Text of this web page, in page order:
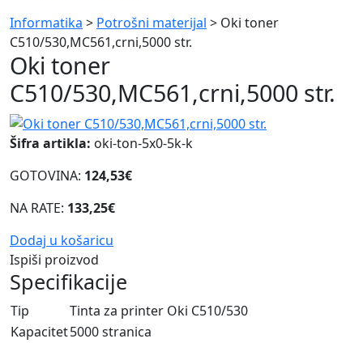
Informatika > Potrošni materijal > Oki toner
C510/530,MC561,crni,5000 str.
Oki toner
C510/530,MC561,crni,5000 str.
Šifra artikla: oki-ton-5x0-5k-k
GOTOVINA: 124,53€
NA RATE: 133,25€
Dodaj u košaricu
Ispiši proizvod
Specifikacije
Tip
Tinta za printer Oki C510/530
Kapacitet5000 stranica